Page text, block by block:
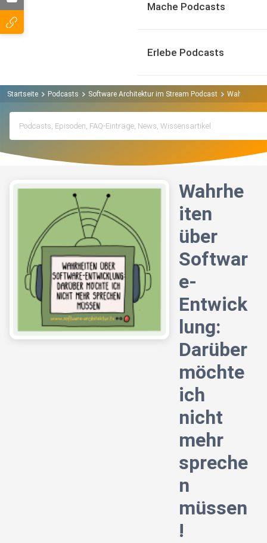
Mache Podcasts
Erlebe Podcasts
Startseite Podcasts Software Architektur im Stream Podcast Wahrheiten
Wahrhe
iten
über
Softwar
e-
Entwick
lung:
Darüber
möchte
ich
nicht
mehr
spreche
n
müssen
!